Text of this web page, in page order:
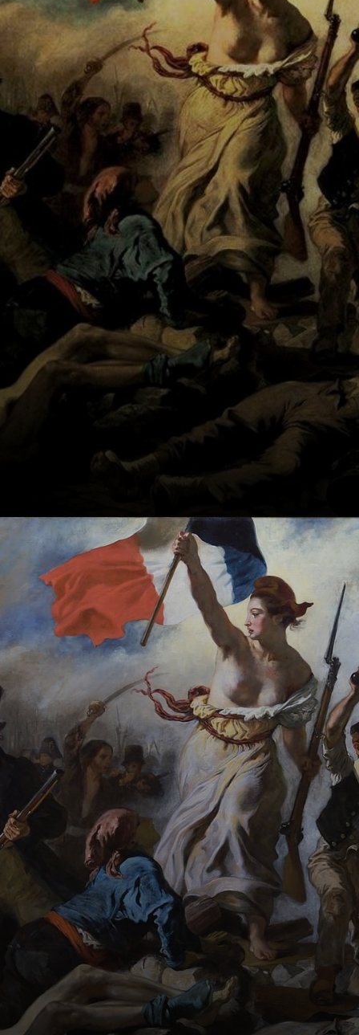
Delacroix malte es
blitzschnell. Aber
der Staat kaufte
es und gab’s
gleich wieder
zurück. Was war
da los?